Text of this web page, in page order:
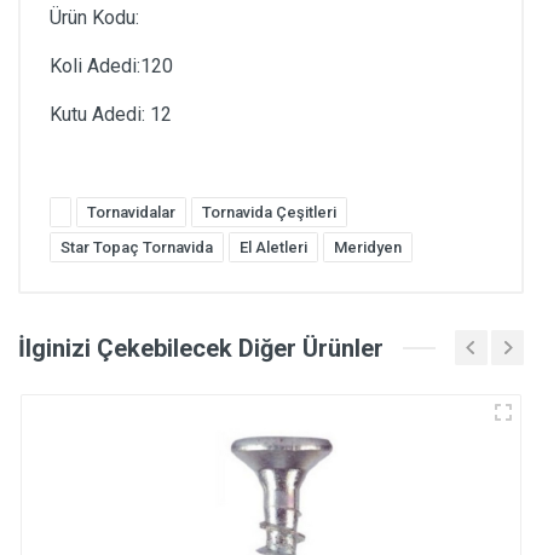
Ürün Kodu:
Koli Adedi:120
Kutu Adedi: 12
Tornavidalar
Tornavida Çeşitleri
Star Topaç Tornavida
El Aletleri Meridyen
İlginizi Çekebilecek Diğer Ürünler